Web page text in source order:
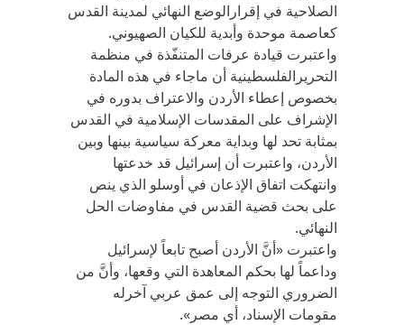
الصلاحية في إقرارالوضع النهائي لمدينة القدس
كعاصمة موحدة وأبدية للكيان الصهيوني.
واعتبرت قيادة عرفات المتنفّذة في منظمة
التحريرالفلسطينية أن ماجاء في هذه المادة
بخصوص إعطاء الأردن والاعتراف بدوره في
الإشراف على المقدسات الإسلامية في القدس
بمثابة تحد لها وبداية معركة سياسية بينها وبين
الأردن، واعتبرت أن إسرائيل قد خدعتها
وانتهكت اتفاق الإذعان في أوسلو الذي ينص
على بحث قضية القدس في مفاوضات الحل
النهائي.
واعتبرت «أنَّ الأردن أصبح تابعاً لإسرائيل
وداعماً لها بحكم المعاهدة التي وقعها، وأنَّ من
الضروري التوجه إلى عمق عربي آخرله
مقومات الإسناد، أي مصر».